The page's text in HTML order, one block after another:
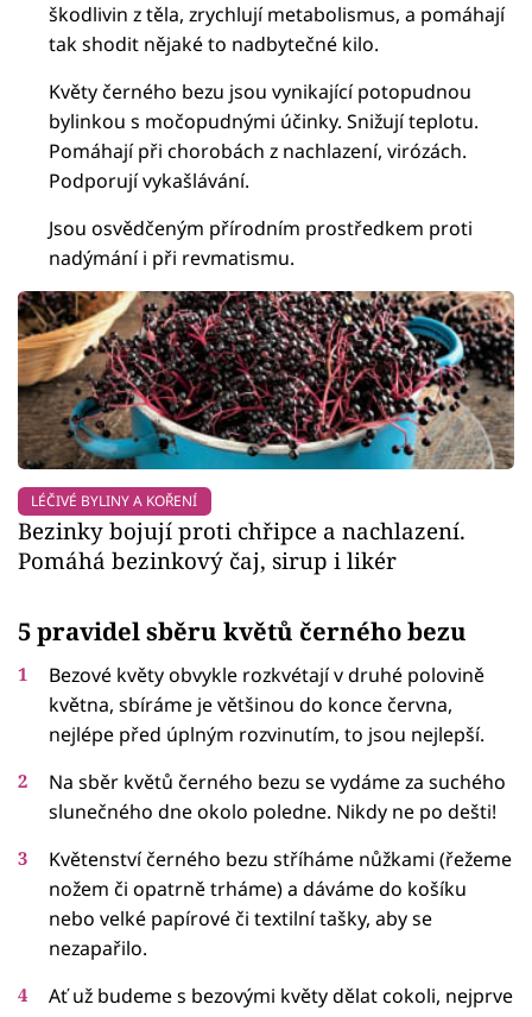
škodlivin z těla, zrychlují metabolismus, a pomáhají
tak shodit nějaké to nadbytečné kilo.
Květy černého bezu jsou vynikající potopudnou
bylinkou s močopudnými účinky. Snižují teplotu.
Pomáhají při chorobách z nachlazení, virózách.
Podporují vykašlávání.
Jsou osvědčeným přírodním prostředkem proti
nadýmání i při revmatismu.
LÉČIVÉ BYLINY A KOŘENÍ
Bezinky bojují proti chřipce a nachlazení.
Pomáhá bezinkový čaj, sirup i likér
5 pravidel sběru květů černého bezu
Bezové květy obvykle rozkvétají v druhé polovině
května, sbíráme je většinou do konce června,
nejlépe před úplným rozvinutím, to jsou nejlepší.
Na sběr květů černého bezu se vydáme za suchého
slunečného dne okolo poledne. Nikdy ne po dešti!
Květenství černého bezu stříháme nůžkami (řežeme
nožem či opatrně trháme) a dáváme do košíku
nebo velké papírové či textilní tašky, aby se
nezapařilo.
Ať už budeme s bezovými květy dělat cokoli, nejprve